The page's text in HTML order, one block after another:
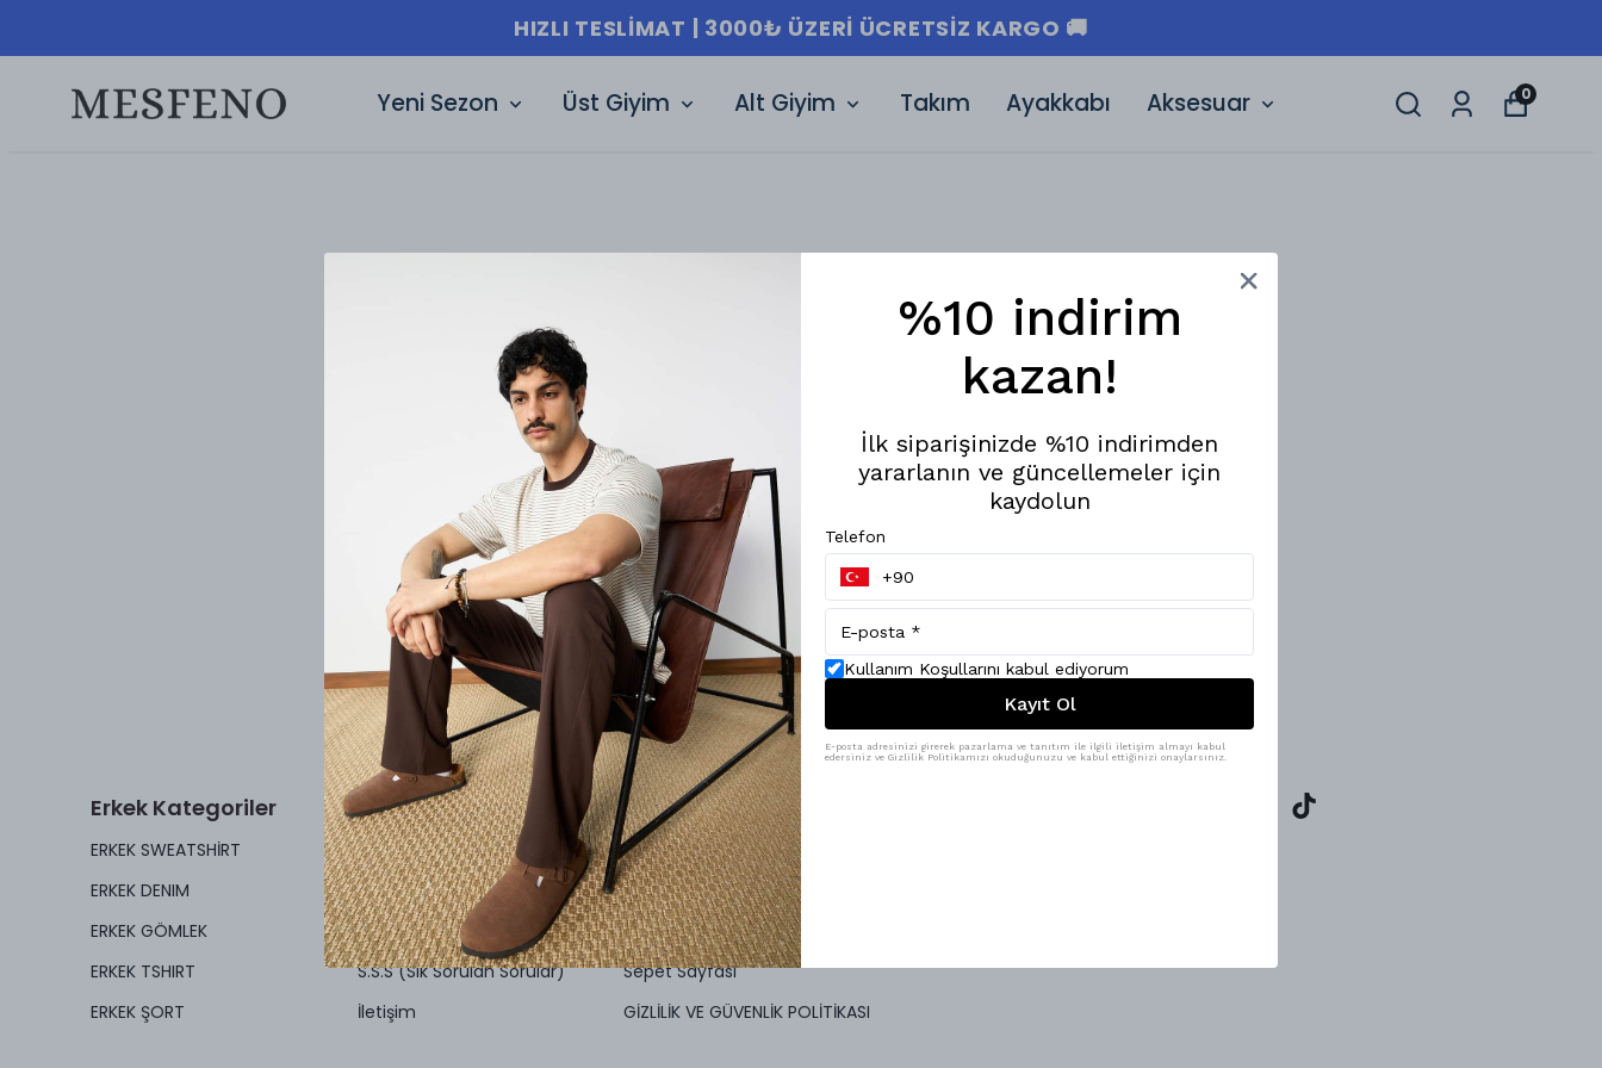
HIZLI TESLIMAT | 3000₺ ÜZERI ÜCRETSIZ KARGO 🚚
Yeni Sezon Üst Giyim Alt Giyim Takım Ayakkabı Aksesuar 0
Erkek Kategoriler
ERKEK SWEATSHİRT
ERKEK DENIM
ERKEK GÖMLEK
ERKEK TSHIRT
ERKEK ŞORT
Güncel
Mağazalar
Mesfeno Bayilik Başvurusu
Blog
S.S.S (Sık Sorulan Sorular)
İletişim
Yardım
Hesabım Sayfası
İade ve Değişim Kuralları
Siparişlerim Sayfası
Sepet Sayfası
GİZLİLİK VE GÜVENLİK POLİTİKASI
%10 indirim
kazan!
İlk siparişinizde %10 indirimden
yararlanın ve güncellemeler için
kaydolun
Telefon
Kullanım Koşullarını kabul ediyorum
Kayıt Ol
E-posta adresinizi girerek pazarlama ve tanıtım ile ilgili iletişim almayı kabul
edersiniz ve Gizlilik Politikamızı okuduğunuzu ve kabul ettiğinizi onaylarsınız.